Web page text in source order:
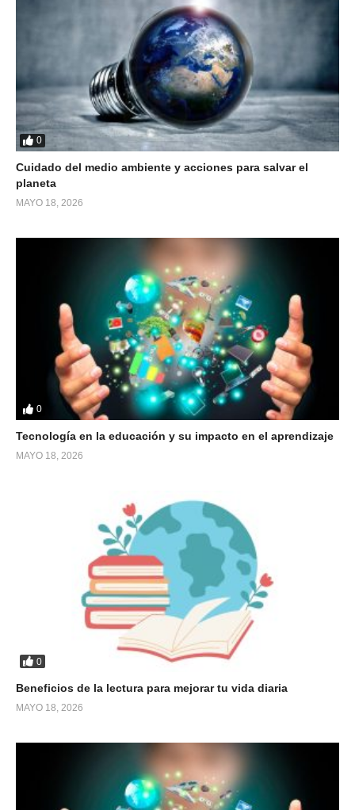
0
Cuidado del medio ambiente y acciones para salvar el
planeta
MAYO 18, 2026
0
Tecnología en la educación y su impacto en el aprendizaje
MAYO 18, 2026
0
Beneficios de la lectura para mejorar tu vida diaria
MAYO 18, 2026